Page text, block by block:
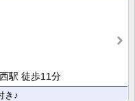
駅 徒歩11分
き♪